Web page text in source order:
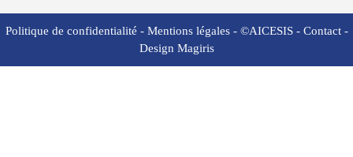
Politique de confidentialité - Mentions légales- ©AICESIS - Contact-
Design Magiris